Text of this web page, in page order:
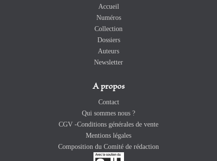
Accueil
Numéros
Collection
Dossiers
Auteurs
Newsletter
A propos
Contact
Qui sommes nous ?
CGV -Conditions générales de vente
Mentions légales
Composition du Comité de rédaction